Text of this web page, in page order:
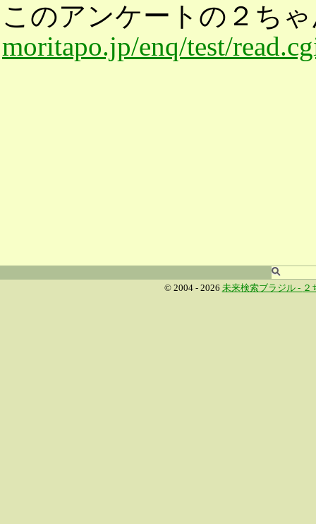
このアンケートの２ち
moritapo.jp/enq/test/
© 2004 - 2026 未来検索ブラジル - ２